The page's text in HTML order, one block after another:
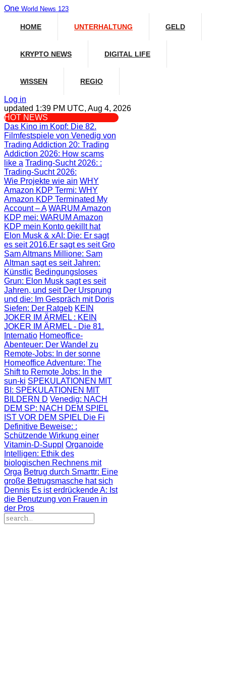
One World News 123
HOME UNTERHALTUNG GELD
KRYPTO NEWS DIGITAL LIFE
WISSEN REGIO
Log in
updated 1:39 PM UTC, Aug 4, 2026
HOT NEWS
Das Kino im Kopf: Die 82.
Filmfestspiele von Venedig von
Trading Addiction 20: Trading
Addiction 2026: How scams
like a Trading-Sucht 2026: :
Trading-Sucht 2026:
Wie Projekte wie ain WHY
Amazon KDP Termi: WHY
Amazon KDP Terminated My
Account – A WARUM Amazon
KDP mei: WARUM Amazon
KDP mein Konto gekillt hat
Elon Musk & xAI: Die: Er sagt
es seit 2016.Er sagt es seit Gro
Sam Altmans Millione: Sam
Altman sagt es seit Jahren:
Künstlic Bedingungsloses
Grun: Elon Musk sagt es seit
Jahren, und seit Der Ursprung
und die: Im Gespräch mit Doris
Siefen: Der Ratgeb KEIN
JOKER IM ÄRMEL : KEIN
JOKER IM ÄRMEL - Die 81.
Internatio Homeoffice-
Abenteuer: Der Wandel zu
Remote-Jobs: In der sonne
Homeoffice Adventure: The
Shift to Remote Jobs: In the
sun-ki SPEKULATIONEN MIT
BI : SPEKULATIONEN MIT
BILDERN D Venedig: NACH
DEM SP: NACH DEM SPIEL
IST VOR DEM SPIEL Die Fi
Definitive Beweise: :
Schützende Wirkung einer
Vitamin-D-Suppl Organoide
Intelligen: Ethik des
biologischen Rechnens mit
Orga Betrug durch Smarttr: Eine
große Betrugsmasche hat sich
Dennis Es ist erdrückende A: Ist
die Benutzung von Frauen in
der Pros